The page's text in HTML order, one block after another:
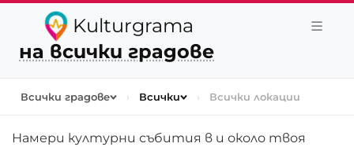
Kulturgrama
на всички градове
Всички градове › Всички › Всички локации
Намери културни събития в и около твоя